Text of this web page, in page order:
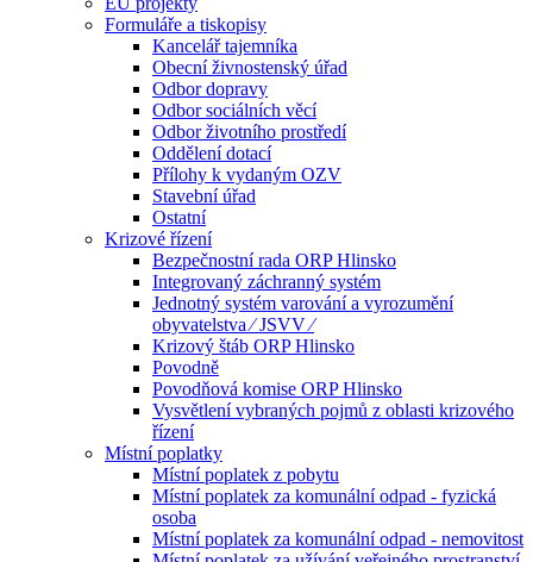
Formuláře a tiskopisy
Kancelář tajemníka
Obecní živnostenský úřad
Odbor dopravy
Odbor sociálních věcí
Odbor životního prostředí
Oddělení dotací
Přílohy k vydaným OZV
Stavební úřad
Ostatní
Krizové řízení
Bezpečnostní rada ORP Hlinsko
Integrovaný záchranný systém
Jednotný systém varování a vyrozumění
obyvatelstva ⁄ JSVV ⁄
Krizový štáb ORP Hlinsko
Povodně
Povodňová komise ORP Hlinsko
Vysvětlení vybraných pojmů z oblasti krizového
řízení
Místní poplatky
Místní poplatek z pobytu
Místní poplatek za komunální odpad - fyzická
osoba
Místní poplatek za komunální odpad - nemovitost